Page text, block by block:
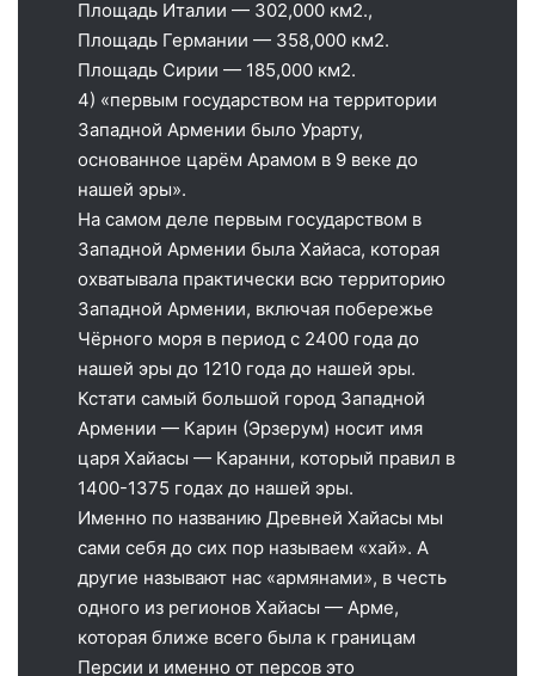
Площадь Италии — 302,000 км2.,
Площадь Германии — 358,000 км2.
Площадь Сирии — 185,000 км2.
4) «первым государством на территории
Западной Армении было Урарту,
основанное царём Арамом в 9 веке до
нашей эры».
На самом деле первым государством в
Западной Армении была Хайаса, которая
охватывала практически всю территорию
Западной Армении, включая побережье
Чёрного моря в период с 2400 года до
нашей эры до 1210 года до нашей эры.
Кстати самый большой город Западной
Армении — Карин (Эрзерум) носит имя
царя Хайасы — Каранни, который правил в
1400-1375 годах до нашей эры.
Именно по названию Древней Хайасы мы
сами себя до сих пор называем «хай». А
другие называют нас «армянами», в честь
одного из регионов Хайасы — Арме,
которая ближе всего была к границам
Персии и именно от персов это